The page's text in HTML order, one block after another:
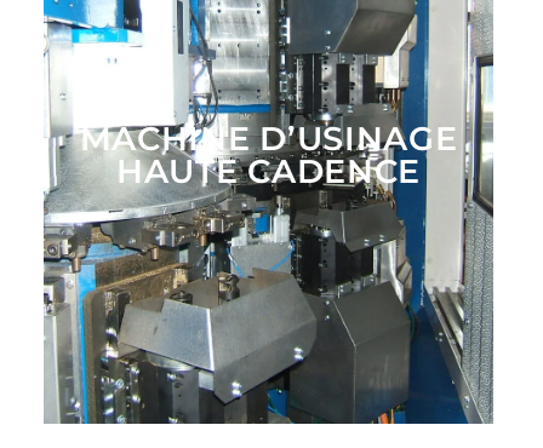
MACHINE D’USINAGE
HAUTE CADENCE